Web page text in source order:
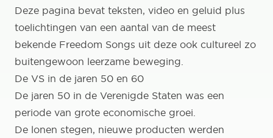
Deze pagina bevat teksten, video en geluid plus
toelichtingen van een aantal van de meest
bekende Freedom Songs uit deze ook cultureel zo
buitengewoon leerzame beweging.
De VS in de jaren 50 en 60
De jaren 50 in de Verenigde Staten was een
periode van grote economische groei.
De lonen stegen, nieuwe producten werden